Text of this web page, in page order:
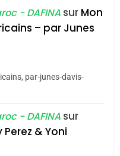
amandes de
le miel de Tadla
– Vanessa
Stauber
- DAFINA sur Mon
– par Junes
par-junes-davis-
- DAFINA sur
Perez & Yoni